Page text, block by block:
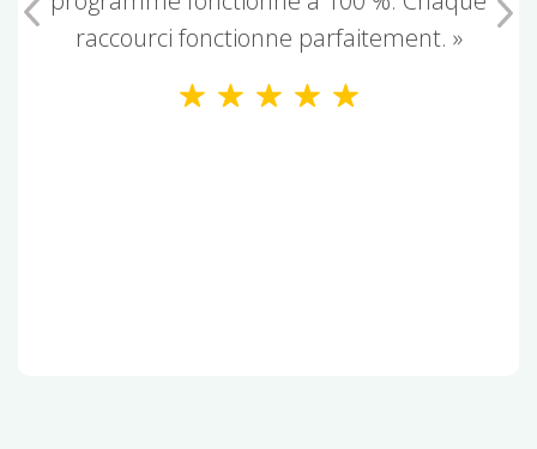
raccourci fonctionne parfaitement. »